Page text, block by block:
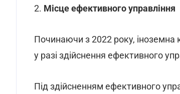
2. Місце ефективного управління
Починаючи з 2022 року,
у разі здійснення ефективного
Під здійсненням ефективного